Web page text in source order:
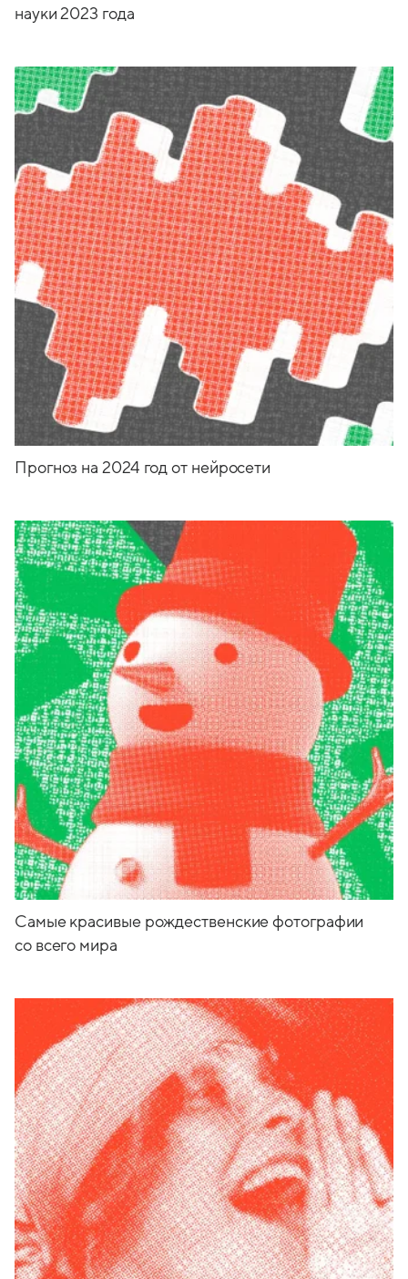
науки 2023 года
Прогноз на 2024 год от нейросети
Самые красивые рождественские фотографии
со всего мира